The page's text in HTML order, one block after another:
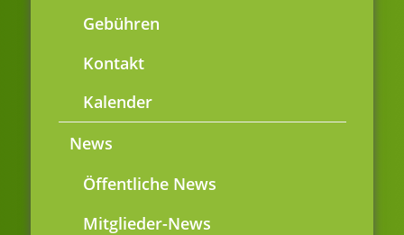
Gebühren
Kontakt
Kalender
News
Öffentliche News
Mitglieder-News